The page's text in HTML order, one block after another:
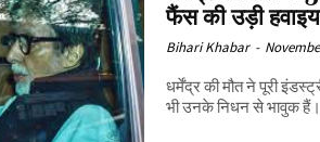
फैंस की उड़ी
Bihari Khabar -
धर्मेंद्र की मौत ने पूरी
भी उनके निधन से भावुक